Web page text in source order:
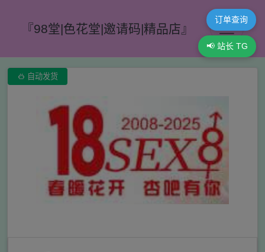
『98堂|色花堂|邀请码|精品店』
订单查询
📢 站长 TG
 自动发货